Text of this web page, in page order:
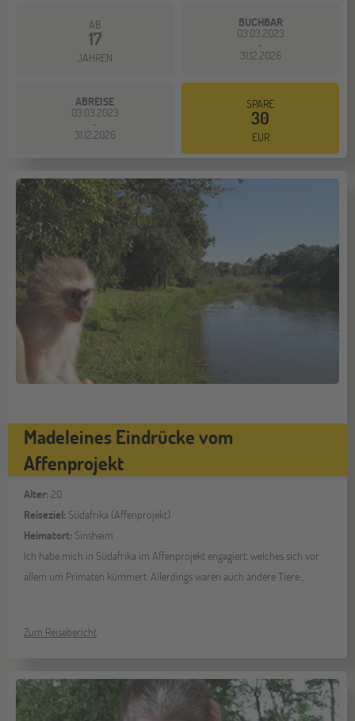
AB
17
JAHREN
BUCHBAR
03.03.2023
-
31.12.2026
ABREISE
03.03.2023
-
31.12.2026
SPARE
30
EUR
Madeleines Eindrücke vom
Affenprojekt
Alter: 20
Reiseziel: Südafrika (Affenprojekt)
Heimatort: Sinsheim
Ich habe mich in Südafrika im Affenprojekt engagiert, welches sich vor
allem um Primaten kümmert. Allerdings waren auch andere Tiere...
Zum Reisebericht